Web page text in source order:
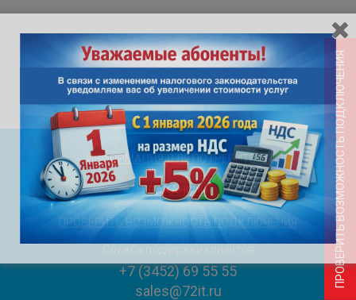
ПРОВЕРИТЬ ВОЗМОЖНОСТЬ ПОДКЛЮЧЕНИЯ
ИНФОРМАЦИЯ ДЛЯ ПОТРЕБИТЕЛЯ
ВАКАНСИИ
ПРОВЕРИТЬ ВОЗМОЖНОСТЬ ПОДКЛЮЧЕНИЯ
Служба поддержки клиентов
+7 (3452) 69 55 55
sales@72it.ru